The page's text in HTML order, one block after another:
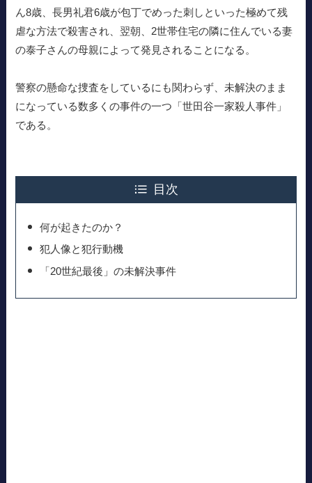
ん8歳、長男礼君6歳が包丁でめった刺しといった極めて残
虐な方法で殺害され、翌朝、2世帯住宅の隣に住んでいる妻
の泰子さんの母親によって発見されることになる。
警察の懸命な捜査をしているにも関わらず、未解決のまま
になっている数多くの事件の一つ「世田谷一家殺人事件」
である。
目次
何が起きたのか？
犯人像と犯行動機
「20世紀最後」の未解決事件